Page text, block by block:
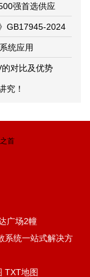
强首选供应
GB17945-2024
统应用
对比及优势
究！
广场2幢
系统一站式解决方
TXT地图